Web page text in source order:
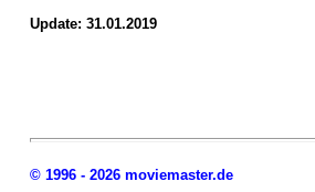
Update: 31.01.2019
© 1996 - 2026 moviemaster.de